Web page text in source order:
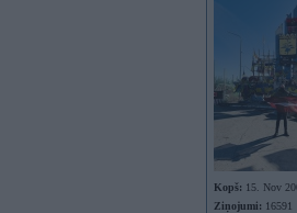
Kopš: 15. Nov
Ziņojumi: 16591